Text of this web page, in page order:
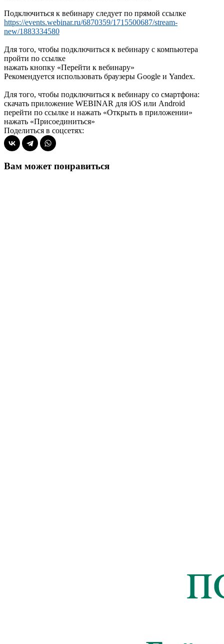
Подключиться к вебинару следует по прямой ссылке
https://events.webinar.ru/6870359/1715500687/stream-
new/1883334580
Для того, чтобы подключиться к вебинару с компьютера
пройти по ссылке
нажать кнопку «Перейти к вебинару»
Рекомендуется использовать браузеры Google и Yandex.
Для того, чтобы подключиться к вебинару со смартфона:
скачать приложение WEBINAR для iOS или Android
перейти по ссылке и нажать «Открыть в приложении»
нажать «Присоединиться»
Поделиться в соцсетях:
Вам может понравиться